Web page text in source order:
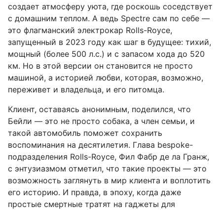
создает атмосферу уюта, где роскошь соседствует
с домашним теплом. А ведь Spectre сам по себе —
это флагманский электрокар Rolls-Royce,
запущенный в 2023 году как шаг в будущее: тихий,
мощный (более 500 л.с.) и с запасом хода до 520
км. Но в этой версии он становится не просто
машиной, а историей любви, которая, возможно,
переживет и владельца, и его питомца.
Клиент, оставаясь анонимным, поделился, что
Бейли — это не просто собака, а член семьи, и
такой автомобиль поможет сохранить
воспоминания на десятилетия. Глава bespoke-
подразделения Rolls-Royce, Фил Фабр де ла Гранж,
с энтузиазмом отметил, что такие проекты — это
возможность заглянуть в мир клиента и воплотить
его историю. И правда, в эпоху, когда даже
простые смертные тратят на гаджеты для